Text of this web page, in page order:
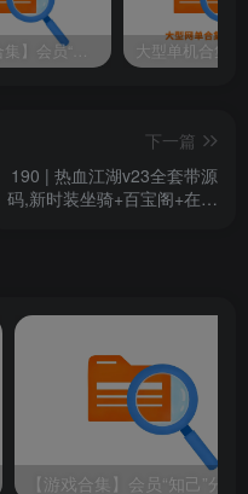
【游戏合集】会员“知己”分享 1T网游单机大合集 某宝购买收集 带架设教程视频(部分免虚拟机一键端 )
下一篇
190 | 热血江湖v23全套带源
码,新时装坐骑+百宝阁+在线